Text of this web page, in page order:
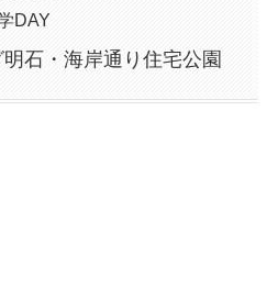
DAY
石・海岸通り住宅公園